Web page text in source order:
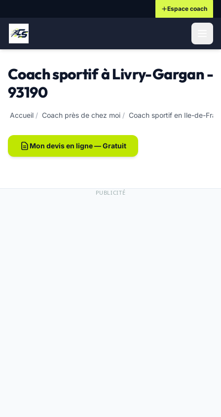
Espace coach
Coach sportif à Livry-Gargan -
93190
Accueil / Coach près de chez moi / Coach sportif en Ile-de-
Mon devis en ligne — Gratuit
PUBLICITÉ